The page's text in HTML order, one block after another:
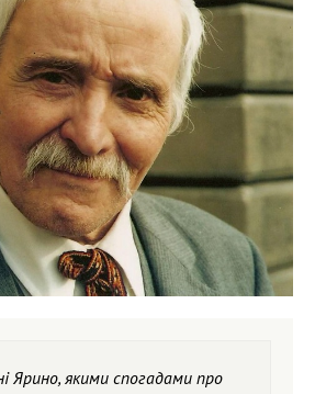
Ярино, якими спогадами про